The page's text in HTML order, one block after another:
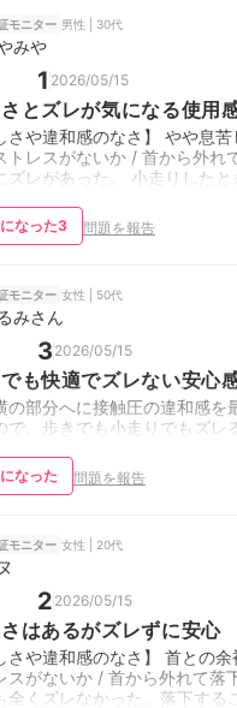
モニター 男性 | 30代
みや
1 2026/05/15
とズレが気になる使用
さや違和感のなさ】 やや息
トレスがないか / 首から外れ
ズレがあった。 小走りしたと
なった3 問題を報告
モニター 女性 | 50代
みさん
3 2026/05/15
も快適でズレない安心
の部分へに接触圧の違和感を
で、歩きでも小走りでもズレ
なった 問題を報告
モニター 女性 | 20代
2 2026/05/15
はあるがズレずに安心
さや違和感のなさ】 首との
スがないか / 首から外れて落
全くズレなかった。落下する